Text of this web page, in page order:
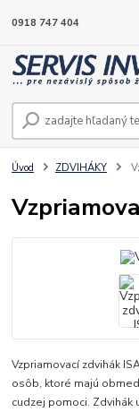
0918 747 404
Úvod ZDVIHÁKY
Vzpriamovací zdvihák
osôb, ktoré majú
cudzej pomoci.